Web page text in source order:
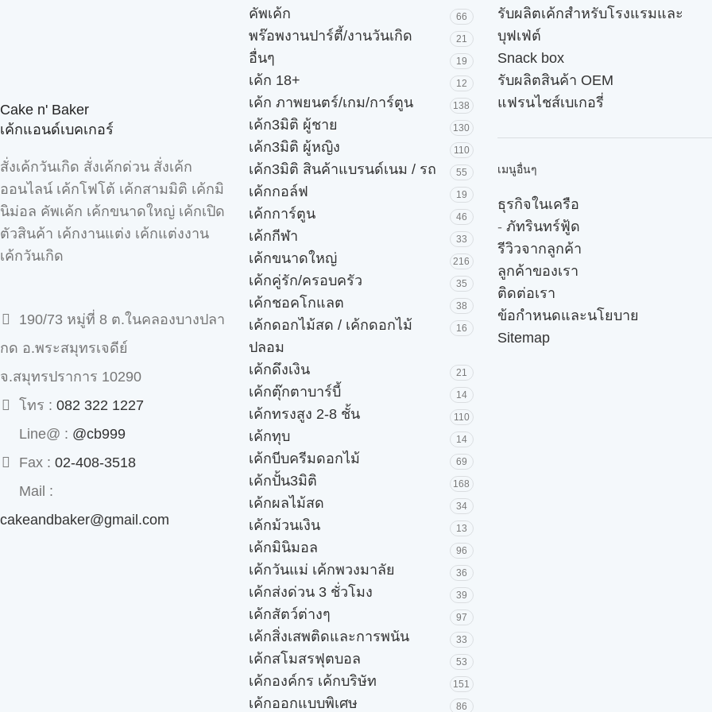
Cake n' Baker
เค้กแอนด์เบคเกอร์
สั่งเค้กวันเกิด สั่งเค้กด่วน สั่งเค้ก
ออนไลน์ เค้กโฟโต้ เค้กสามมิติ เค้กมิ
นิม่อล คัพเค้ก เค้กขนาดใหญ่ เค้กเปิด
ตัวสินค้า เค้กงานแต่ง เค้กแต่งงาน
เค้กวันเกิด
190/73 หมู่ที่ 8 ต.ในคลองบางปลา
กด อ.พระสมุทรเจดีย์
จ.สมุทรปราการ 10290
โทร : 082 322 1227
Line@ : @cb999
Fax : 02-408-3518
Mail :
cakeandbaker@gmail.com
คัพเค้ก 66
พร๊อพงานปาร์ตี้/งานวันเกิด 21
อื่นๆ 19
เค้ก 18+ 12
เค้ก ภาพยนตร์/เกม/การ์ตูน 138
เค้ก3มิติ ผู้ชาย 130
เค้ก3มิติ ผู้หญิง 110
เค้ก3มิติ สินค้าแบรนด์เนม / รถ 55
เค้กกอล์ฟ 19
เค้กการ์ตูน 46
เค้กกีฬา 33
เค้กขนาดใหญ่ 216
เค้กคู่รัก/ครอบครัว 35
เค้กชอคโกแลต 38
เค้กดอกไม้สด / เค้กดอกไม้
ปลอม
16
เค้กดึงเงิน 21
เค้กตุ๊กตาบาร์บี้ 14
เค้กทรงสูง 2-8 ชั้น 110
เค้กทุบ 14
เค้กบีบครีมดอกไม้ 69
เค้กปั้น3มิติ 168
เค้กผลไม้สด 34
เค้กม้วนเงิน 13
เค้กมินิมอล 96
เค้กวันแม่ เค้กพวงมาลัย 36
เค้กส่งด่วน 3 ชั่วโมง 39
เค้กสัตว์ต่างๆ 97
เค้กสิ่งเสพติดและการพนัน 33
เค้กสโมสรฟุตบอล 53
เค้กองค์กร เค้กบริษัท 151
เค้กออกแบบพิเศษ 86
รับผลิตเค้กสำหรับโรงแรมและ
บุฟเฟ่ต์
Snack box
รับผลิตสินค้า OEM
แฟรนไชส์เบเกอรี่
เมนูอื่นๆ
ธุรกิจในเครือ
- ภัทรินทร์ฟู้ด
รีวิวจากลูกค้า
ลูกค้าของเรา
ติดต่อเรา
ข้อกำหนดและนโยบาย
Sitemap